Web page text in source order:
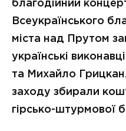
благодійний
Всеукраїнського
міста над Прутом
українські
та Михайло
заходу збирали
гірсько-штурмової